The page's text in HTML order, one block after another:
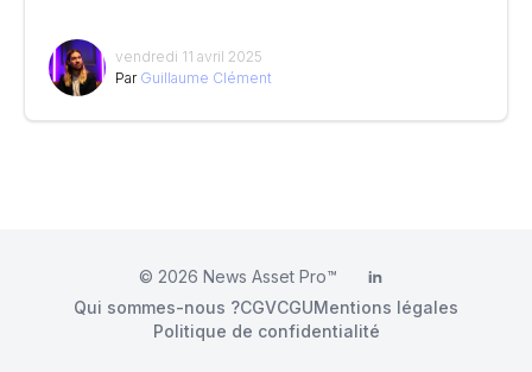
vendredi 11 avril 2025
Par Guillaume Clément
© 2026 News Asset Pro™ LinkedIn
Qui sommes-nous ?CGVCGUMentions légales
Politique de confidentialité